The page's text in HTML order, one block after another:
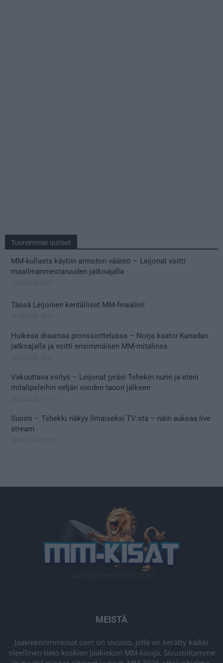
Tuoreimmat uutiset
MM-kullasta käytiin armoton vääntö – Leijonat voitti
maailmanmestaruuden jatkoajalla
Tässä Leijonien kentälliset MM-finaaliin!
Huikeaa draamaa pronssiottelussa – Norja kaatoi Kanadan
jatkoajalla ja voitti ensimmäisen MM-mitalinsa
Vakuuttava esitys – Leijonat jyräsi Tshekin nurin ja eteni
mitalipeleihin neljän vuoden tauon jälkeen
Suomi – Tshekki näkyy ilmaiseksi TV:stä – näin aukeaa live
stream
MEISTÄ
Jaakiekonmmkisat.com on sivusto, jolle on kerätty kaikki
oleellinen tieto koskien Jääkiekon MM-kisoja. Sivustoltamme